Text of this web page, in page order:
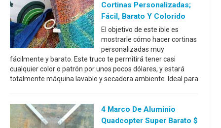
Cortinas Personalizadas;
Fácil, Barato Y Colorido
El objetivo de este ible es
mostrarle cómo hacer cortinas
personalizadas muy
fácilmente y barato. Este truco te permitirá tener casi
cualquier color o patrón por unos pocos dólares, y estará
totalmente máquina lavable y secadora ambiente. Ideal para
4 Marco De Aluminio
Quadcopter Super Barato $